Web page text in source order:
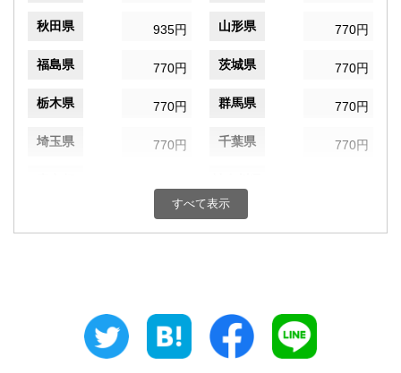
秋田県 935円 山形県 770円
福島県 770円 茨城県 770円
栃木県 770円 群馬県 770円
埼玉県 770円 千葉県 770円
660円 富山県
660円 静岡県
すべて表示